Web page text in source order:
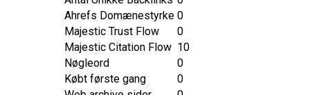
Ahrefs Domænestyrke 0
Majestic Trust Flow
0
Majestic Citation Flow 10
Nøgleord
0
Købt første gang
0